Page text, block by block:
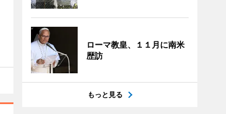
ローマ教皇、１１月に南米
歴訪
もっと見る